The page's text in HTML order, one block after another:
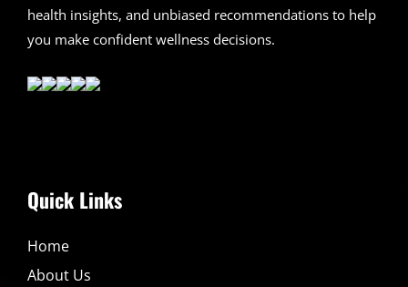
health insights, and unbiased recommendations to help
you make confident wellness decisions.
Quick Links
Home
About Us